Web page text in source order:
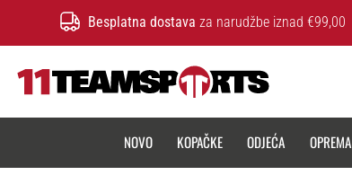
Besplatna dostava za narudžbe iznad €99,00
NOVO KOPAČKE ODJEĆA OPREMA